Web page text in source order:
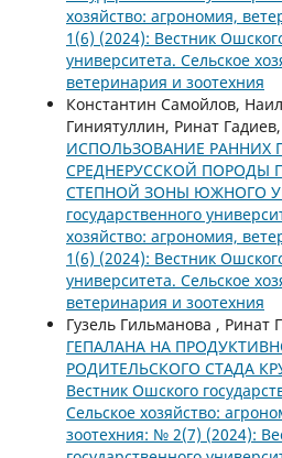
хозяйство: агрономия,
1(6) (2024): Вестник
университета. Сельское
ветеринария и зоотехния
Константин Самойлов,
Гиниятуллин, Ринат
ИСПОЛЬЗОВАНИЕ РАННИХ
СРЕДНЕРУССКОЙ ПОРОДЫ
СТЕПНОЙ ЗОНЫ ЮЖНОГО
государственного
хозяйство: агрономия,
1(6) (2024): Вестник
университета. Сельское
ветеринария и зоотехния
Гузель Гильманова , Ринат
ГЕПАЛАНА НА
РОДИТЕЛЬСКОГО СТАДА
Вестник Ошского
Сельское хозяйство:
зоотехния: № 2(7) (2024):